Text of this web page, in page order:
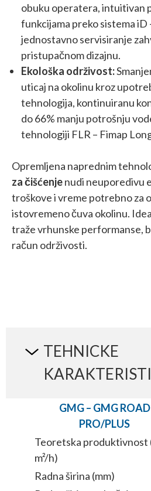
obuku operatera, intuitivan
funkcijama preko sistema
jednostavno servisiranje
pristupačnom dizajnu.
Ekološka održivost:
uticaj na okolinu kroz
tehnologija, kontinuiranu
do 66% manju potrošnju
tehnologiji FLR – Fimap
Opremljena naprednim
za čišćenjenudi neuporedivu
troškove i vreme potrebno za
istovremeno čuva okolinu.
traže vrhunske performanse,
račun održivosti.
TEHNICKE
GMG – GMG ROAD
PRO/PLUS
Teoretska produktivnost
m²/h)
Radna širina (mm)